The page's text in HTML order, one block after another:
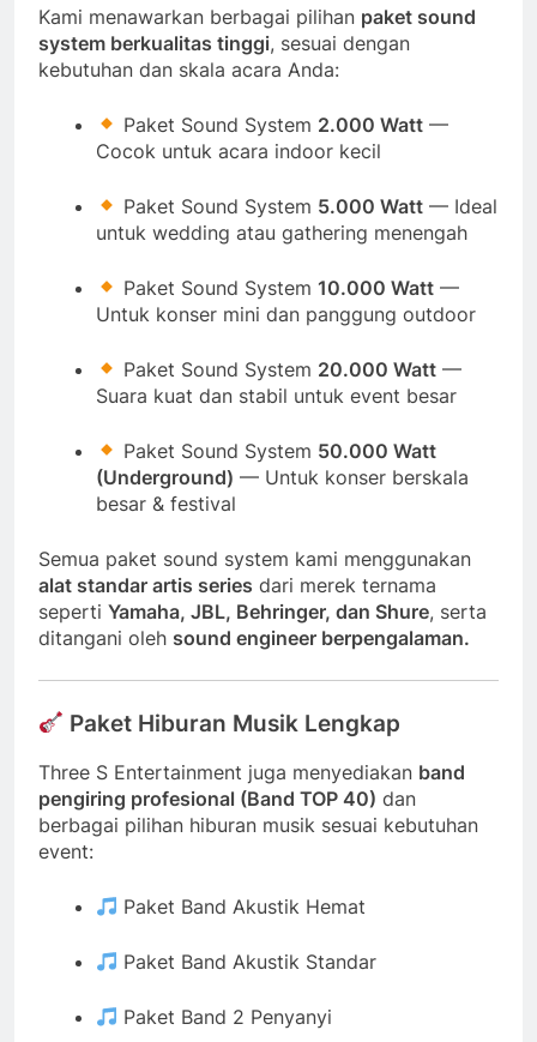
Kami menawarkan berbagai pilihan paket sound
system berkualitas tinggi, sesuai dengan
kebutuhan dan skala acara Anda:
Paket Sound System 2.000 Watt —
Cocok untuk acara indoor kecil
Paket Sound System 5.000 Watt — Ideal
untuk wedding atau gathering menengah
Paket Sound System10.000 Watt —
Untuk konser mini dan panggung outdoor
Paket Sound System 20.000 Watt —
Suara kuat dan stabil untuk event besar
Paket Sound System 50.000 Watt
(Underground) — Untuk konser berskala
besar & festival
Semua paket sound system kami menggunakan
alat standar artis series dari merek ternama
seperti Yamaha, JBL, Behringer, dan Shure, serta
ditangani oleh sound engineer berpengalaman.
Paket Hiburan Musik Lengkap
Three S Entertainment juga menyediakan band
pengiring profesional (Band TOP 40) dan
berbagai pilihan hiburan musik sesuai kebutuhan
event:
Paket Band Akustik Hemat
Paket Band Akustik Standar
Paket Band 2 Penyanyi